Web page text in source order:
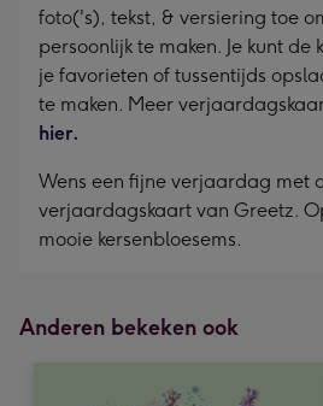
foto('s), tekst, & versiering toe
persoonlijk te maken. Je kunt
je favorieten of tussentijds
te maken. Meer
hier.
Wens een fijne verjaardag met
verjaardagskaart van Greetz.
mooie kersenbloesems.
Anderen bekeken ook